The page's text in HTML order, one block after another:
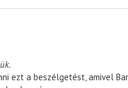
ezt a beszélgetést, amivel